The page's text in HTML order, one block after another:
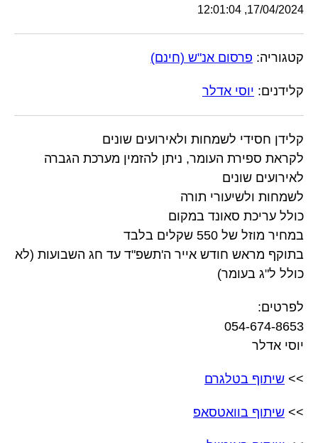
17/04/2024, 12:01:04
קטגוריה: פרסום אנ"ש (חינם)
קלידנים: יוסי אדלר
קלידן חסידי לשמחות ולאירועים שונים
לקראת ספירת העומר, ניתן להזמין מערכת הגברה
לאירועים שונים
לשמחות ולשיעורי תורה
כולל עריכת סאונד במקום
במחיר מוזל של 550 שקלים בלבד
בתוקף מראש חודש אייר ה'תשפ"ד עד חג השבועות (לא
כולל ל"ג בעומר)
לפרטים:
054-674-8653
יוסי אדלר
>> שיתוף בטלגרם
>> שיתוף בוואטסאפ